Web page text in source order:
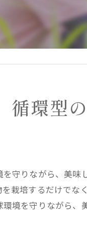
循環型
守りながら、美
栽培するだけで
境を守りながら、